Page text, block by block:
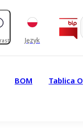
Język
BOM Tablica